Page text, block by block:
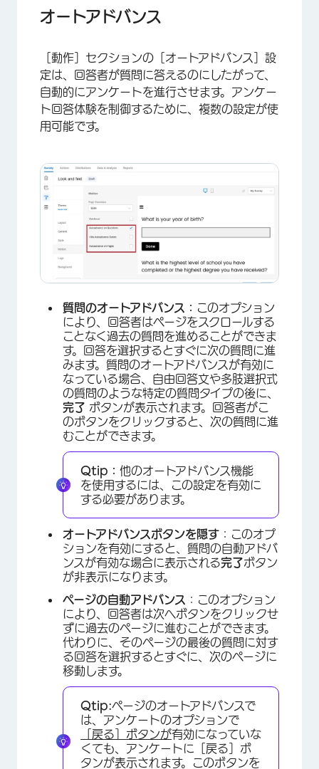
×
オートアドバンス
［動作］セクションの［オートアドバンス］設
定は、回答者が質問に答えるのにしたがって、
自動的にアンケートを進行させます。アンケー
ト回答体験を制御するために、複数の設定が使
用可能です。
質問のオートアドバンス： このオプション
により、回答者はページをスクロールする
ことなく過去の質問を進めることができま
す。回答を選択するとすぐに次の質問に進
みます。質問のオートアドバンスが有効に
なっている場合、自由回答文や多肢選択式
の質問のような特定の質問タイプの後に、
完了 ボタンが表示されます。回答者がこ
のボタンをクリックすると、次の質問に進
むことができます。
Qtip： 他のオートアドバンス機能
を使用するには、この設定を有効に
する必要があります。
オートアドバンスボタンを隠す ：このオプ
ションを有効にすると、質問の自動アドバ
ンスが有効な場合に表示される完了ボタン
が非表示になります。
ページの自動アドバンス ：このオプション
により、回答者は次へボタンをクリックせ
ずに過去のページに進むことができます。
代わりに、そのページの最後の質問に対す
る回答を選択するとすぐに、次のページに
移動します。
Qtip:ページのオートアドバンスで
は、アンケートのオプションで
［戻る］ボタンが有効になっていな
くても、アンケートに［戻る］ボ
タンが表示されます。このボタンを